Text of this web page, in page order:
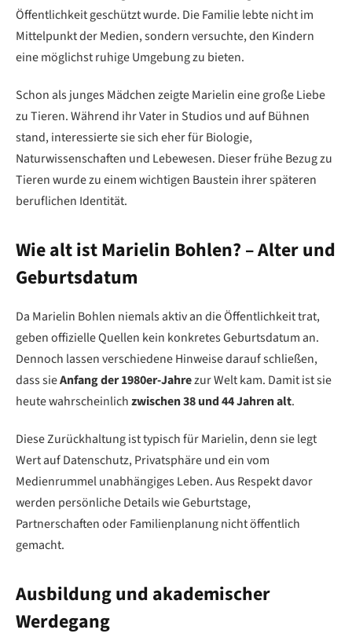
Öffentlichkeit geschützt wurde. Die Familie lebte nicht im
Mittelpunkt der Medien, sondern versuchte, den Kindern
eine möglichst ruhige Umgebung zu bieten.
Schon als junges Mädchen zeigte Marielin eine große Liebe
zu Tieren. Während ihr Vater in Studios und auf Bühnen
stand, interessierte sie sich eher für Biologie,
Naturwissenschaften und Lebewesen. Dieser frühe Bezug zu
Tieren wurde zu einem wichtigen Baustein ihrer späteren
beruflichen Identität.
Wie alt ist Marielin Bohlen? – Alter und
Geburtsdatum
Da Marielin Bohlen niemals aktiv an die Öffentlichkeit trat,
geben offizielle Quellen kein konkretes Geburtsdatum an.
Dennoch lassen verschiedene Hinweise darauf schließen,
dass sieAnfang der 1980er-Jahrezur Welt kam. Damit ist sie
heute wahrscheinlichzwischen 38 und 44 Jahren alt.
Diese Zurückhaltung ist typisch für Marielin, denn sie legt
Wert auf Datenschutz, Privatsphäre und ein vom
Medienrummel unabhängiges Leben. Aus Respekt davor
werden persönliche Details wie Geburtstage,
Partnerschaften oder Familienplanung nicht öffentlich
gemacht.
Ausbildung und akademischer
Werdegang